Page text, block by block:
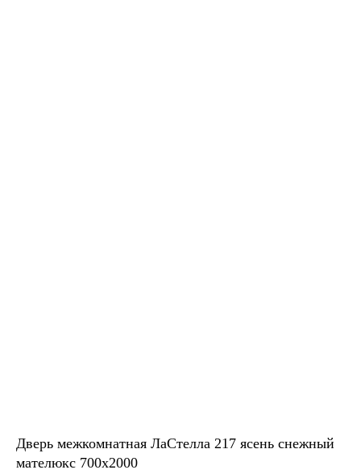
Дверь межкомнатная ЛаСтелла 217 ясень снежный
мателюкс 700х2000